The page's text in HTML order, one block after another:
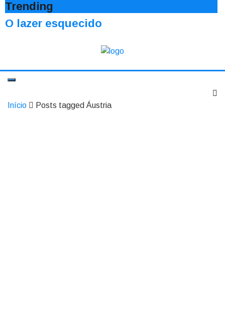
Trending
O lazer esquecido
Início Posts tagged Áustria